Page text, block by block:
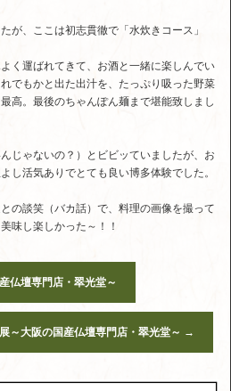
が、ここは初志貫徹で「水炊きコース」
く運ばれてきて、お酒と一緒に楽しんでい
でもかと出た出汁を、たっぷり吸った野菜
高。最後のちゃんぽん麺まで堪能致しまし
じゃないの？）とビビッていましたが、お
し活気ありでとても良い博多体験でした。
の談笑（バカ話）で、料理の画像を撮って
味し楽しかった～！！
仏壇専門店・翠光堂～
～大阪の国産仏壇専門店・翠光堂～ →